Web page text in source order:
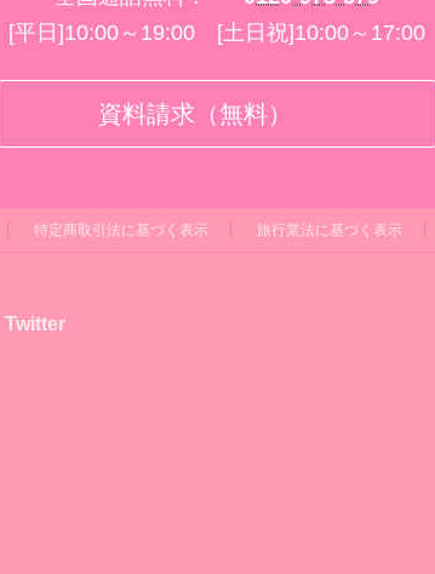
[平日]10:00～19:00 [土日祝]10:00～17:00
資料請求（無料）
特定商取引法に基づく表示 旅行業法に基づく表示
Twitter